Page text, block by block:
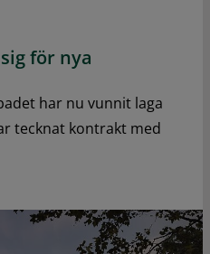
för nya
har nu vunnit laga
tecknat kontrakt med